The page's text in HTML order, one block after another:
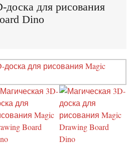
доска для рисования
Dino